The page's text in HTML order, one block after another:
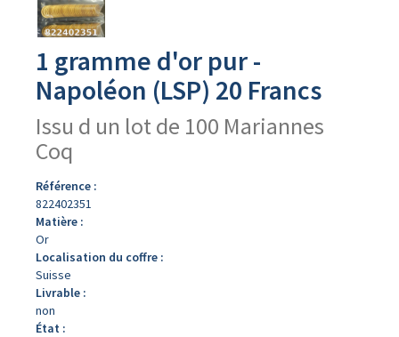
produit
1 gramme d'or pur -
Napoléon (LSP) 20 Francs
Issu d un lot de 100 Mariannes
Coq
Référence :
822402351
Matière :
Or
Localisation du coffre :
Suisse
Livrable :
non
État :